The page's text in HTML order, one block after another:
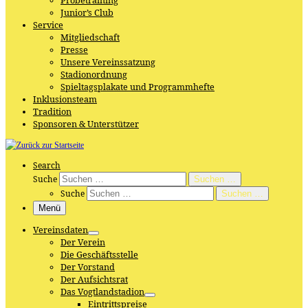
Junior’s Club
Service
Mitgliedschaft
Presse
Unsere Vereinssatzung
Stadionordnung
Spieltagsplakate und Programmhefte
Inklusionsteam
Tradition
Sponsoren & Unterstützer
Search
Suche
Suchen …
Suche
Suchen …
Menü
Vereinsdaten
Der Verein
Die Geschäftsstelle
Der Vorstand
Der Aufsichtsrat
Das Vogtlandstadion
Eintrittspreise